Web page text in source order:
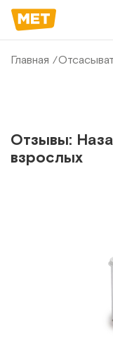
Главная
Отзывы:
взрослых